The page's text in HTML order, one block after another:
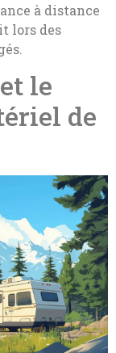
à distance
lors des
le
de